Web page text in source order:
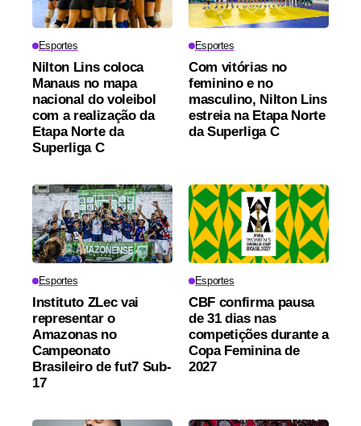
Esportes
Nilton Lins coloca
Manaus no mapa
nacional do voleibol
com a realização da
Etapa Norte da
Superliga C
Esportes
Com vitórias no
feminino e no
masculino, Nilton Lins
estreia na Etapa Norte
da Superliga C
Esportes
Instituto ZLec vai
representar o
Amazonas no
Campeonato
Brasileiro de fut7 Sub-
17
Esportes
CBF confirma pausa
de 31 dias nas
competições durante a
Copa Feminina de
2027